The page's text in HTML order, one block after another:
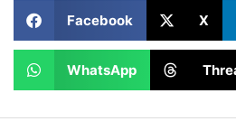
Facebook X
WhatsApp